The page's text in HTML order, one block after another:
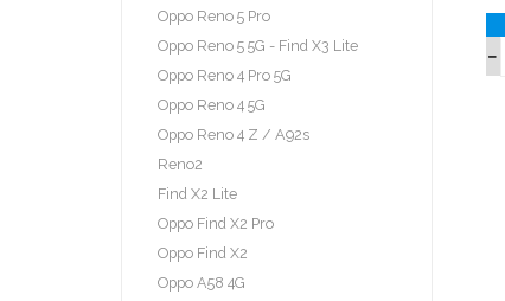
Oppo Reno 5 Pro
Oppo Reno 5 5G - Find X3 Lite
Oppo Reno 4 Pro 5G
Oppo Reno 4 5G
Oppo Reno 4 Z / A92s
Reno2
Find X2 Lite
Oppo Find X2 Pro
Oppo Find X2
Oppo A58 4G